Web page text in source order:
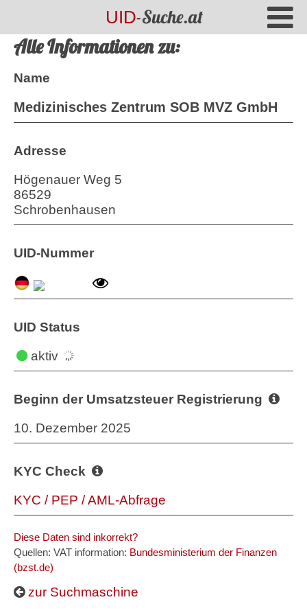
UID-Suche.at
Alle Informationen zu:
Name
Medizinisches Zentrum SOB MVZ GmbH
Adresse
Högenauer Weg 5
86529
Schrobenhausen
UID-Nummer
UID Status
aktiv
Beginn der Umsatzsteuer Registrierung
10. Dezember 2025
KYC Check
KYC / PEP / AML-Abfrage
Diese Daten sind inkorrekt?
Quellen: VAT information: Bundesministerium der Finanzen
(bzst.de)
zur Suchmaschine